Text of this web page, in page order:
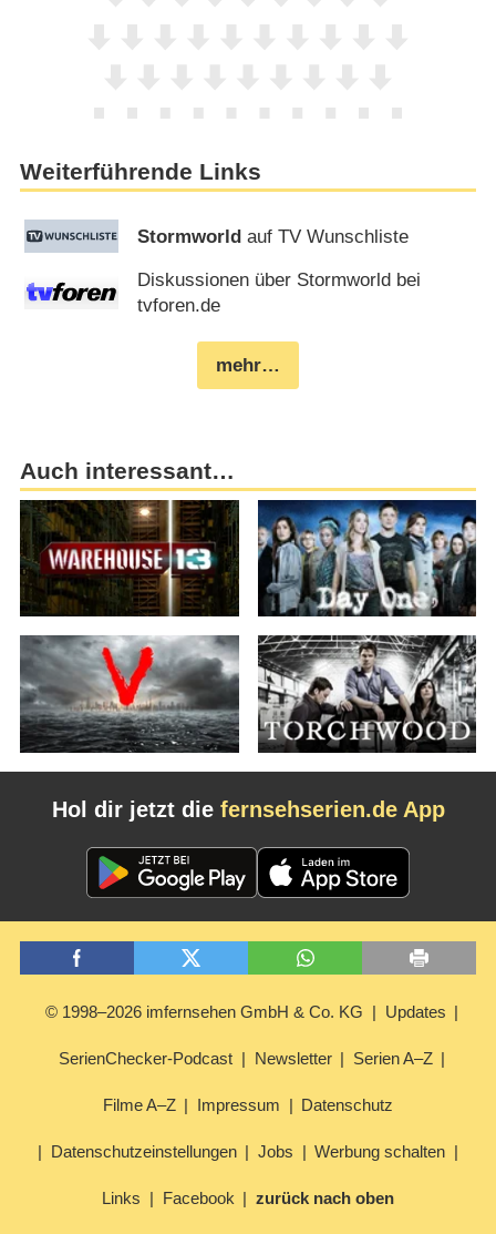
Weiterführende Links
Stormworld auf TV Wunschliste
Diskussionen über Stormworld bei
tvforen.de
mehr…
Auch interessant…
Hol dir jetzt die fernsehserien.de App
© 1998–2026 imfernsehen GmbH & Co. KG Updates
SerienChecker-Podcast Newsletter Serien A–Z
Filme A–Z Impressum Datenschutz
Datenschutzeinstellungen Jobs Werbung schalten
Links Facebook zurück nach oben